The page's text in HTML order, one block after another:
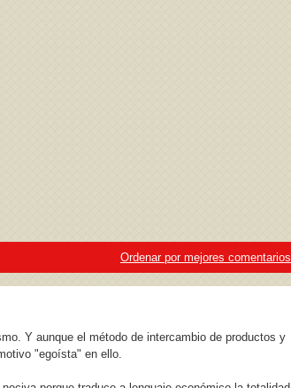
Ordenar por mejores comentarios
Y aunque el método de intercambio de productos y
"egoísta" en ello.